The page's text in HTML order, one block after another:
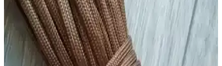
LİVZA BİJUTERİ 24 gözlü takı setiyle kendi tasarımlarınızı
yaratın. Kaliteli malzeme ve ücretsiz kargo fırsatını hemen keşfedin!
Paracord Dünyası 5 Metre Lacivert Paracord
Bileklik İpi Dayanıklılık ve Çok Yönlülük